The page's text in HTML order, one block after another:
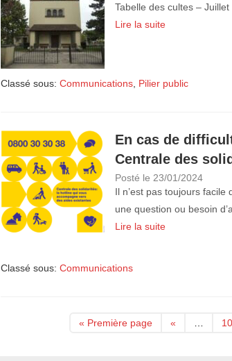
Tabelle des cultes –
Lire la suite
Classé sous:Communications, Pilier public
En cas de
Centrale des
Posté le23/01/2024
Il n’est pas toujours facile
une question ou besoin
Lire la suite
Classé sous:Communications
« Première page « … 10